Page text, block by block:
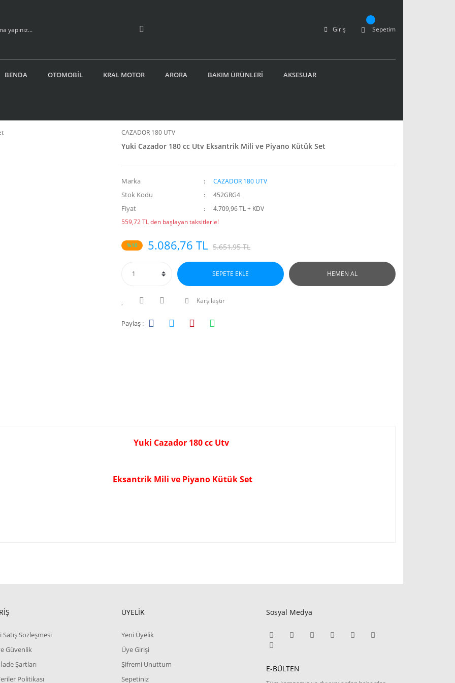
Giriş Sepetim
BENDA OTOMOBİL KRAL MOTOR ARORA BAKIM ÜRÜNLERİ AKSESUAR
CAZADOR 180 UTV
Yuki Cazador 180 cc Utv Eksantrik Mili ve Piyano Kütük Set
Marka CAZADOR 180 UTV
Stok Kodu 452GRG4
Fiyat
4.709,96 TL + KDV
559,72 TL den başlayan taksitlerle!
%10 5.086,76 TL 5.651,95 TL
SEPETE EKLE HEMEN AL
Karşılaştır
Paylaş :
Yuki Cazador 180 cc Utv
Eksantrik Mili ve Piyano Kütük Set
Satış Sözleşmesi
Güvenlik
Şartları
Politikası
ÜYELİK
Yeni Üyelik
Üye Girişi
Şifremi Unuttum
Sepetiniz
Sosyal Medya
E-BÜLTEN